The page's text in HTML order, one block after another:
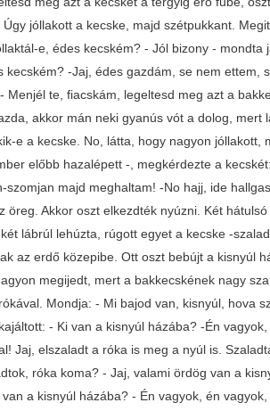
jóllakott a kecske, majd szétpukkant.
e, édes kecském? - Jól bizony - mondta
-Jaj, édes gazdám, se nem ettem,
te, fiacskám, legeltesd meg azt a
akkor mán neki gyanús vót a dolog, mert
e a kecske. No, látta, hogy nagyon jóllakott,
előbb hazalépett -, megkérdezte a
majd meghaltam! -No hajj, ide
Akkor oszt elkezdték nyúzni. Két
lábrúl lehúzta, rúgott egyet a kecske -
az erdő közepibe. Ott oszt bebújt a kisnyúl
megijedt, mert a bakkecskének nagy
Mondja: - Mi bajod van, kisnyúl, hova
- Ki van a kisnyúl házába? -Én
Jaj, elszaladt a róka is meg a nyúl is.
róka koma? - Jaj, valami ördög van a
a kisnyúl házába? - Én vagyok, én